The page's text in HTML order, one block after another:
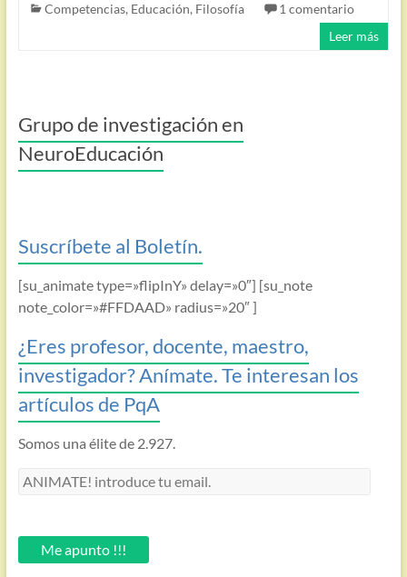
Competencias, Educación, Filosofía
1 comentario
Leer más
Grupo de investigación en
NeuroEducación
Suscríbete al Boletín.
[su_animate type=»flipInY» delay=»0″] [su_note
note_color=»#FFDAAD» radius=»20″ ]
¿Eres profesor, docente, maestro,
investigador? Anímate. Te interesan los
artículos de PqA
Somos una élite de 2.927.
ANIMATE!
email.Me apunto !!!